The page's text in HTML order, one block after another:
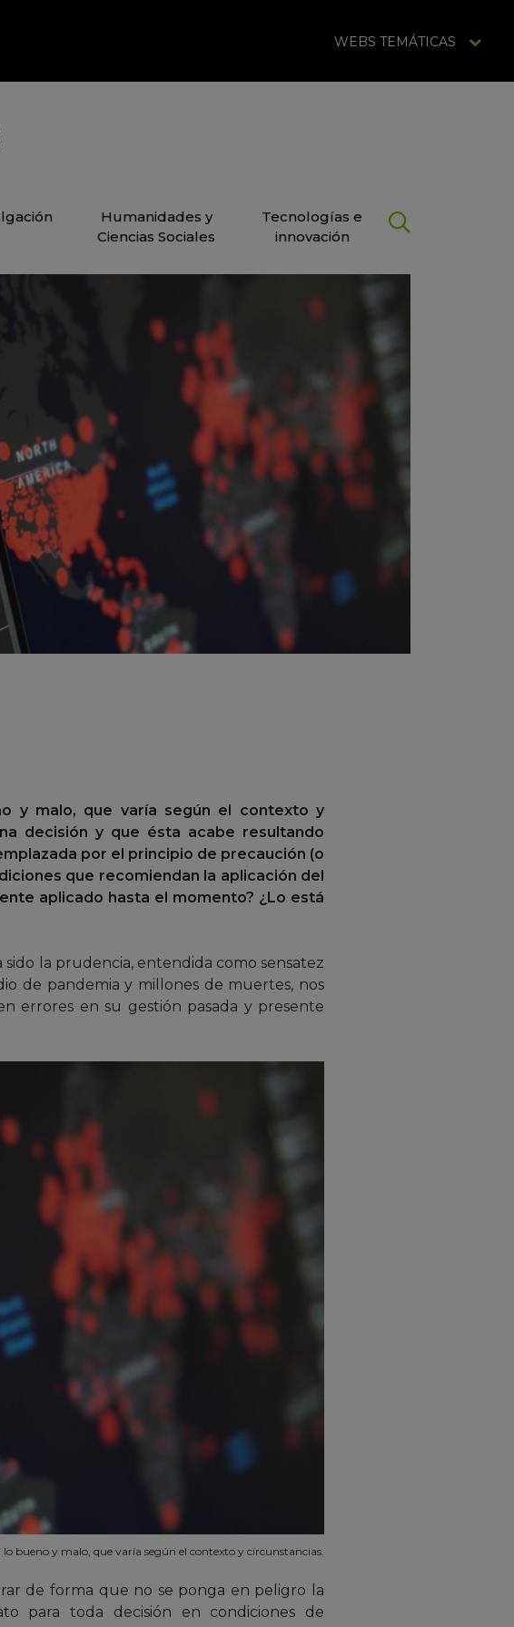
WEBS TEMÁTICAS
Humanidades y
Ciencias Sociales
Tecnologías e
innovación
y malo, que varía según el contexto y
decisión y que ésta acabe resultando
por el principio de precaución (o
que recomiendan la aplicación del
aplicado hasta el momento? ¿Lo está
la prudencia, entendida como sensatez
de pandemia y millones de muertes, nos
errores en su gestión pasada y presente
bueno y malo, que varía según el contexto y circunstancias.
de forma que no se ponga en peligro la
para toda decisión en condiciones de